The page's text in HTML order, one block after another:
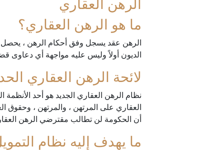
الرهن العقاري
ما هو الرهن العقاري؟
الرهن عقد يسجل وفق أحكام الرهن ، يحصل
الديون أولاً وليس عليه مواجهة أي دعاوى
لائحة الرهن العقاري
العقاري على المرتهن ، والمرتهن ، وحقوق
أن الحكومة لن تطالب مقترضي الرهن
ما يهدف إليه نظام